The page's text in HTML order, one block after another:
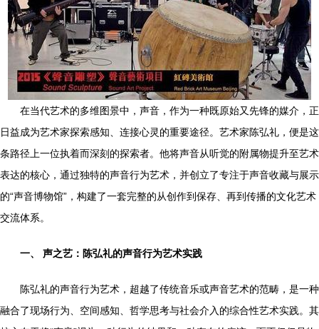
在当代艺术的多维图景中，声音，作为一种既原始又先锋的媒介，正
日益成为艺术家探索感知、连接心灵的重要途径。艺术家陈弘礼，便是这
条路径上一位执着而深刻的探索者。他将声音从听觉的附属物提升至艺术
表达的核心，通过独特的声音行为艺术，并创立了专注于声音收藏与展示
的“声音博物馆”，构建了一套完整的从创作到保存、再到传播的文化艺术
交流体系。
一、 声之艺：陈弘礼的声音行为艺术实践
陈弘礼的声音行为艺术，超越了传统音乐或声音艺术的范畴，是一种
融合了现场行为、空间感知、哲学思考与社会介入的综合性艺术实践。其